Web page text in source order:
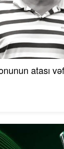
atası